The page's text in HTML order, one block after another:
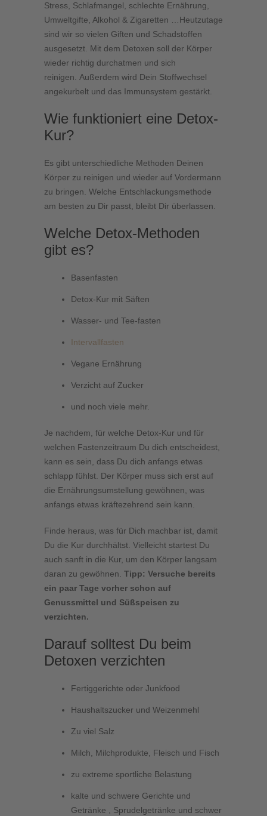
Stress, Schlafmangel, schlechte Ernährung,
Umweltgifte, Alkohol & Zigaretten …Heutzutage
sind wir so vielen Giften und Schadstoffen
ausgesetzt. Mit dem Detoxen soll der Körper
wieder richtig durchatmen und sich
reinigen. Außerdem wird Dein Stoffwechsel
angekurbelt und das Immunsystem gestärkt.
Wie funktioniert eine Detox-
Kur?
Es gibt unterschiedliche Methoden Deinen
Körper zu reinigen und wieder auf Vordermann
zu bringen. Welche Entschlackungsmethode
am besten zu Dir passt, bleibt Dir überlassen.
Welche Detox-Methoden
gibt es?
Basenfasten
Detox-Kur mit Säften
Wasser- und Tee-fasten
Intervallfasten
Vegane Ernährung
Verzicht auf Zucker
und noch viele mehr.
Je nachdem, für welche Detox-Kur und für
welchen Fastenzeitraum Du dich entscheidest,
kann es sein, dass Du dich anfangs etwas
schlapp fühlst. Der Körper muss sich erst auf
die Ernährungsumstellung gewöhnen, was
anfangs etwas kräftezehrend sein kann.
Finde heraus, was für Dich machbar ist, damit
Du die Kur durchhältst. Vielleicht startest Du
auch sanft in die Kur, um den Körper langsam
daran zu gewöhnen. Tipp: Versuche bereits
ein paar Tage vorher schon auf
Genussmittel und Süßspeisen zu
verzichten.
Darauf solltest Du beim
Detoxen verzichten
Fertiggerichte oder Junkfood
Haushaltszucker und Weizenmehl
Zu viel Salz
Milch, Milchprodukte, Fleisch und Fisch
zu extreme sportliche Belastung
kalte und schwere Gerichte und
Getränke , Sprudelgetränke und schwer